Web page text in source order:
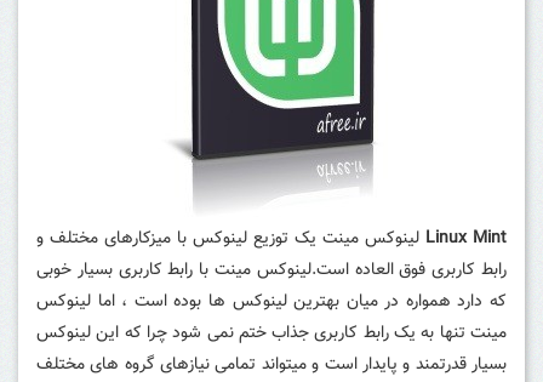
Linux Mint لینوکس مینت یک توزیع لینوکس با میزکارهای مختلف و
رابط کاربری فوق العاده است.لینوکس مینت با رابط کاربری بسیار خوبی
که دارد همواره در میان بهترین لینوکس ها بوده است ، اما لینوکس
مینت تنها به یک رابط کاربری جذاب ختم نمی شود چرا که این لینوکس
بسیار قدرتمند و پایدار است و میتواند تمامی نیازهای گروه های مختلف